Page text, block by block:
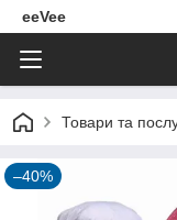
eeVee
Товари та
–40%